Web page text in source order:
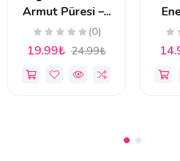
Armut Püresi –...
(0)
19.99₺ 24.99₺